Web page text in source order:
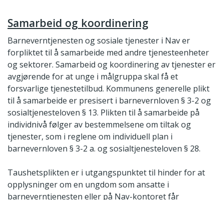
Samarbeid og koordinering
Barneverntjenesten og sosiale tjenester i Nav er
forpliktet til å samarbeide med andre tjenesteenheter
og sektorer. Samarbeid og koordinering av tjenester er
avgjørende for at unge i målgruppa skal få et
forsvarlige tjenestetilbud. Kommunens generelle plikt
til å samarbeide er presisert i barnevernloven § 3-2 og
sosialtjenesteloven § 13. Plikten til å samarbeide på
individnivå følger av bestemmelsene om tiltak og
tjenester, som i reglene om individuell plan i
barnevernloven § 3-2 a. og sosialtjenesteloven § 28.
Taushetsplikten er i utgangspunktet til hinder for at
opplysninger om en ungdom som ansatte i
barneverntjenesten eller på Nav-kontoret får